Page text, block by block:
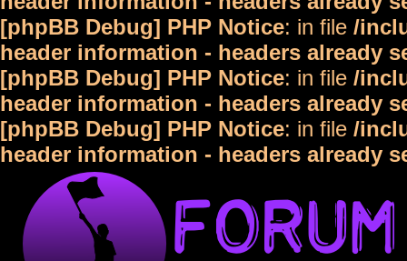
[phpBB Debug] PHP Notice: in file /
header information - headers already
[phpBB Debug] PHP Notice: in file /
header information - headers already
[phpBB Debug] PHP Notice: in file /
header information - headers already